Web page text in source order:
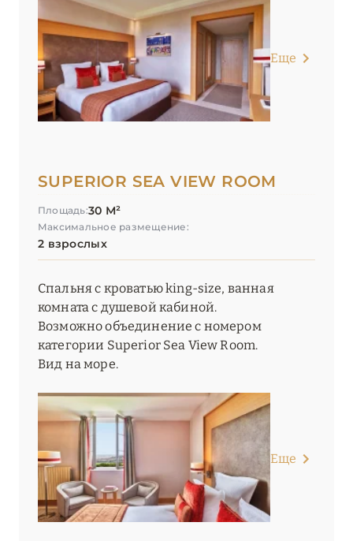
Еще
SUPERIOR SEA VIEW ROOM
Площадь:30 М²
Максимальное размещение:
2 взрослых
Спальня с кроватью king-size, ванная
комната с душевой кабиной.
Возможно объединение с номером
категории Superior Sea View Room.
Вид на море.
Еще